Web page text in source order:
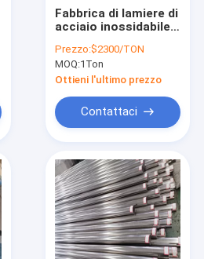
Fabbrica di lamiere di
acciaio inossidabile
freddo spessore 6
mm Astm 310 304
316
Prezzo:$2300/TON
MOQ:1Ton
Ottieni l'ultimo prezzo
Contattaci